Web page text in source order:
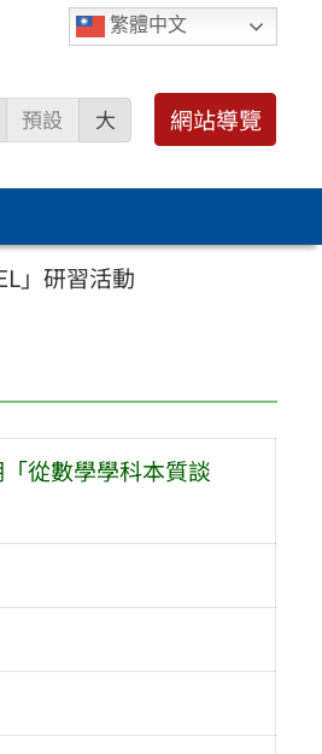
繁體中文
預設 大 網站導覽
」研習活動
從數學學科本質談